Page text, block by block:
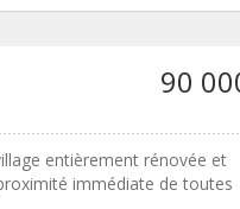
90
entièrement rénovée et
immédiate de toutes